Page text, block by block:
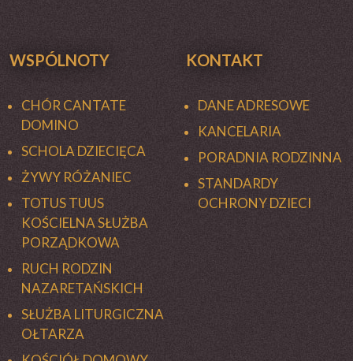
WSPÓLNOTY
CHÓR CANTATE
DOMINO
SCHOLA DZIECIĘCA
ŻYWY RÓŻANIEC
TOTUS TUUS
KOŚCIELNA SŁUŻBA
PORZĄDKOWA
RUCH RODZIN
NAZARETAŃSKICH
SŁUŻBA LITURGICZNA
OŁTARZA
KONTAKT
DANE ADRESOWE
KANCELARIA
PORADNIA RODZINNA
STANDARDY
OCHRONY DZIECI